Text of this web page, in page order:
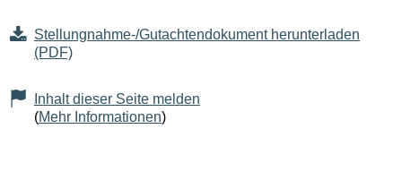
Seiteninhalt
Stellungnahme-/Gutachtendokument herunterladen
(PDF)
Inhalt dieser Seite melden
(Mehr Informationen)